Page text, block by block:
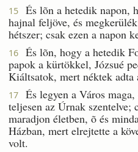
15
És lõn a hetedik napon,
hajnal feljöve, és
hétszer; csak ezen a napon
16
És lõn, hogy a hetedik
papok a kürtökkel, Józsué
Kiáltsatok, mert néktek adta
17
És legyen a Város
teljesen az Úrnak szentelve;
maradjon életben, õ és
Házban, mert elrejtette a
volt.